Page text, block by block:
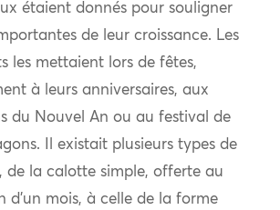
étaient donnés pour souligner
de leur croissance. Les
les mettaient lors de fêtes,
à leurs anniversaires, aux
du Nouvel An ou au festival de
Il existait plusieurs types de
de la calotte simple, offerte au
d’un mois, à celle de la forme